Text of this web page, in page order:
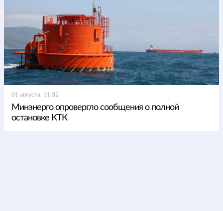
01 августа, 11:32
Минэнерго опровергло сообщения о полной
остановке КТК